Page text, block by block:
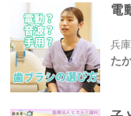
電
兵
た